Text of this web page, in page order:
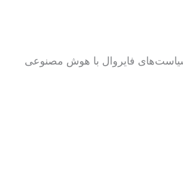
فایروال با هوش مصنوعی